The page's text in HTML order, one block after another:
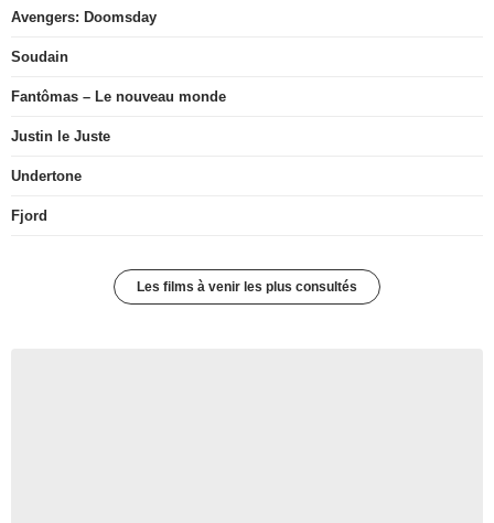
Avengers: Doomsday
Soudain
Fantômas – Le nouveau monde
Justin le Juste
Undertone
Fjord
Les films à venir les plus consultés